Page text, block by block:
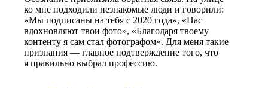
ко мне подходили незнакомые люди и говорили:
«Мы подписаны на тебя с 2020 года», «Нас
вдохновляют твои фото», «Благодаря твоему
контенту я сам стал фотографом». Для меня такие
признания — главное подтверждение того, что
я правильно выбрал профессию.